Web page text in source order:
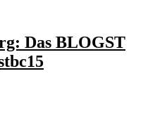
Das BLOGST